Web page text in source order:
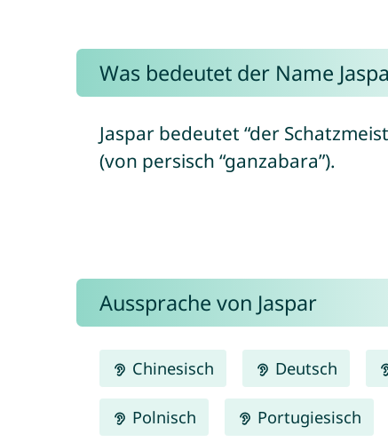
Was bedeutet der Name
Jaspar bedeutet “der
(von persisch “ganzabara”).
Aussprache von Jaspar
Chinesisch Deutsch
Polnisch Portugiesisch